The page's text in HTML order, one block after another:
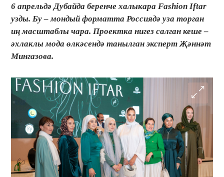
6 апрельдә Дубайда беренче халыкара Fashion Iftar
узды. Бу – мондый форматта Россиядә уза торган
иң масштаблы чара. Проектка нигез салган кеше –
әхлаклы мода өлкәсендә танылган эксперт Җәннәт
Мингазова.